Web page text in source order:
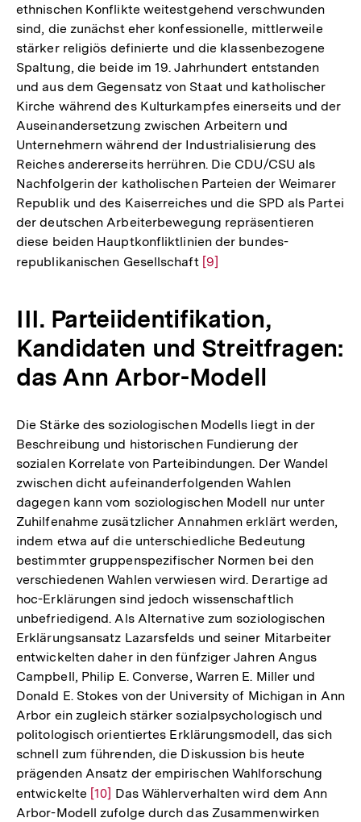
ethnischen Konflikte weitestgehend verschwunden
sind, die zunächst eher konfessionelle, mittlerweile
stärker religiös definierte und die klassenbezogene
Spaltung, die beide im 19. Jahrhundert entstanden
und aus dem Gegensatz von Staat und katholischer
Kirche während des Kulturkampfes einerseits und der
Auseinandersetzung zwischen Arbeitern und
Unternehmern während der Industrialisierung des
Reiches andererseits herrühren. Die CDU/CSU als
Nachfolgerin der katholischen Parteien der Weimarer
Republik und des Kaiserreiches und die SPD als Partei
der deutschen Arbeiterbewegung repräsentieren
diese beiden Hauptkonfliktlinien der bundes-
republikanischen Gesellschaft Zur
Fußnote
[9]
III. Parteiidentifikation,
Kandidaten und Streitfragen:
das Ann Arbor-Modell
Die Stärke des soziologischen Modells liegt in der
Beschreibung und historischen Fundierung der
sozialen Korrelate von Parteibindungen. Der Wandel
zwischen dicht aufeinanderfolgenden Wahlen
dagegen kann vom soziologischen Modell nur unter
Zuhilfenahme zusätzlicher Annahmen erklärt werden,
indem etwa auf die unterschiedliche Bedeutung
bestimmter gruppenspezifischer Normen bei den
verschiedenen Wahlen verwiesen wird. Derartige ad
hoc-Erklärungen sind jedoch wissenschaftlich
unbefriedigend. Als Alternative zum soziologischen
Erklärungsansatz Lazarsfelds und seiner Mitarbeiter
entwickelten daher in den fünfziger Jahren Angus
Campbell, Philip E. Converse, Warren E. Miller und
Donald E. Stokes von der University of Michigan in Ann
Arbor ein zugleich stärker sozialpsychologisch und
politologisch orientiertes Erklärungsmodell, das sich
schnell zum führenden, die Diskussion bis heute
prägenden Ansatz der empirischen Wahlforschung
entwickelte Zur
Auflösung
[10] Das Wählerverhalten wird dem Ann
Arbor-Modell zufolge durch das Zusammenwirken